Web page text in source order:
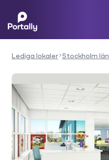
Lediga lokaler Stockholm län